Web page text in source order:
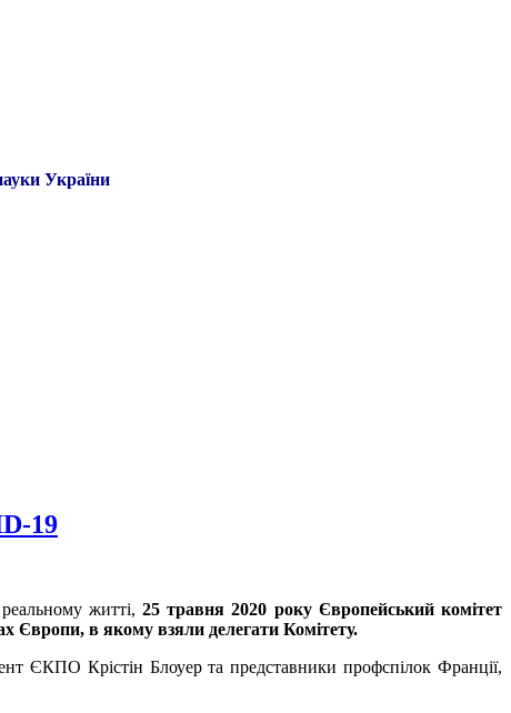
України
19
реальному житті,25 травня 2020 року Європейський комітет
Європи, в якому взяли делегати Комітету.
ЄКПО Крістін Блоуер та представники профспілок Франції,